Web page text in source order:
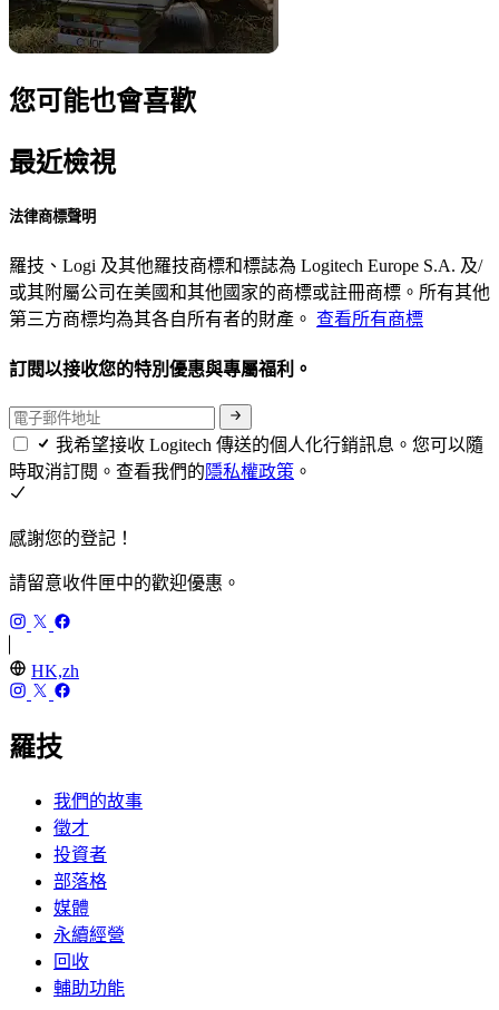
您可能也會喜歡
最近檢視
法律商標聲明
羅技、Logi 及其他羅技商標和標誌為 Logitech Europe S.A. 及/
或其附屬公司在美國和其他國家的商標或註冊商標。所有其他
第三方商標均為其各自所有者的財產。 查看所有商標
訂閱以接收您的特別優惠與專屬福利。
我希望接收 Logitech 傳送的個人化行銷訊息。您可以隨
時取消訂閱。查看我們的隱私權政策 。
感謝您的登記！
請留意收件匣中的歡迎優惠。
HK,zh
羅技
我們的故事
徵才
投資者
部落格
媒體
永續經營
回收
輔助功能